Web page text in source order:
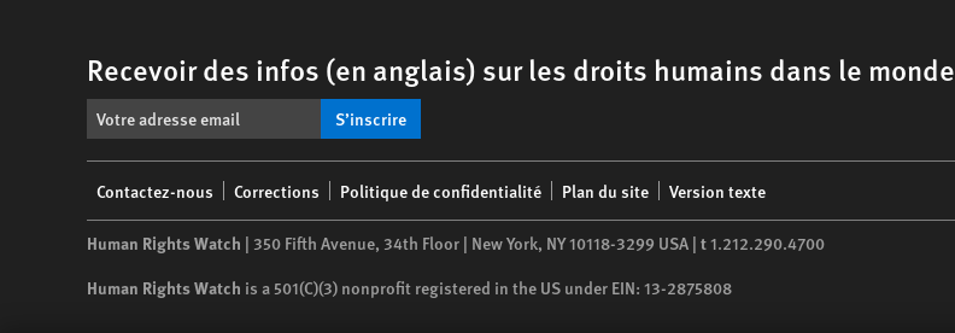
Recevoir des infos (en anglais) sur les droits humains dans le monde
S’inscrire
menu
Contactez-nous Corrections Politique de confidentialité Plan du site Version texte
Human Rights Watch | 350 Fifth Avenue, 34th Floor | New York, NY10118-3299 USA | t1.212.290.4700
Human Rights Watch is a 501(C)(3) nonprofit registered in the US under EIN: 13-2875808